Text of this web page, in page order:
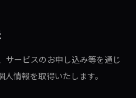
サービスのお申し込み等を通じ
情報を取得いたします。